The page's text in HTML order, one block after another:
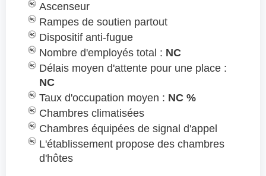
Ascenseur
Rampes de soutien partout
Dispositif anti-fugue
Nombre d'employés total : NC
Délais moyen d'attente pour une place :
NC
Taux d'occupation moyen : NC %
Chambres climatisées
Chambres équipées de signal d'appel
L'établissement propose des chambres
d'hôtes